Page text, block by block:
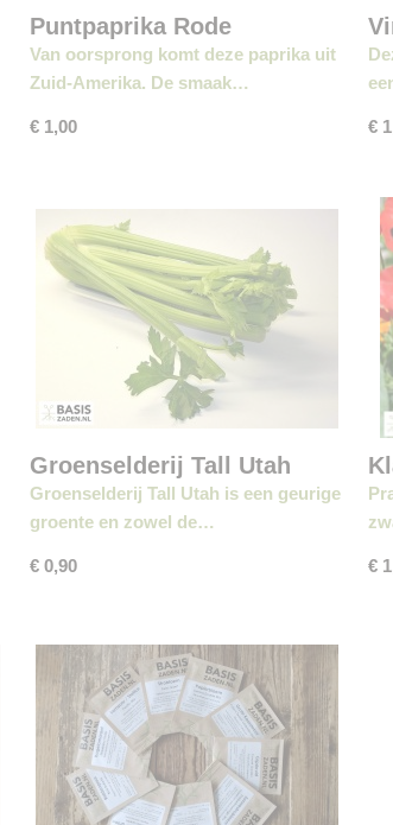
Puntpaprika Rode
Koehoorn
Van oorsprong komt deze paprika uit
Zuid-Amerika. De smaak…
€ 1,00 €
Groenselderij Tall Utah
52/70
Groenselderij Tall Utah is een geurige
groente en zowel de…
€ 0,90 €